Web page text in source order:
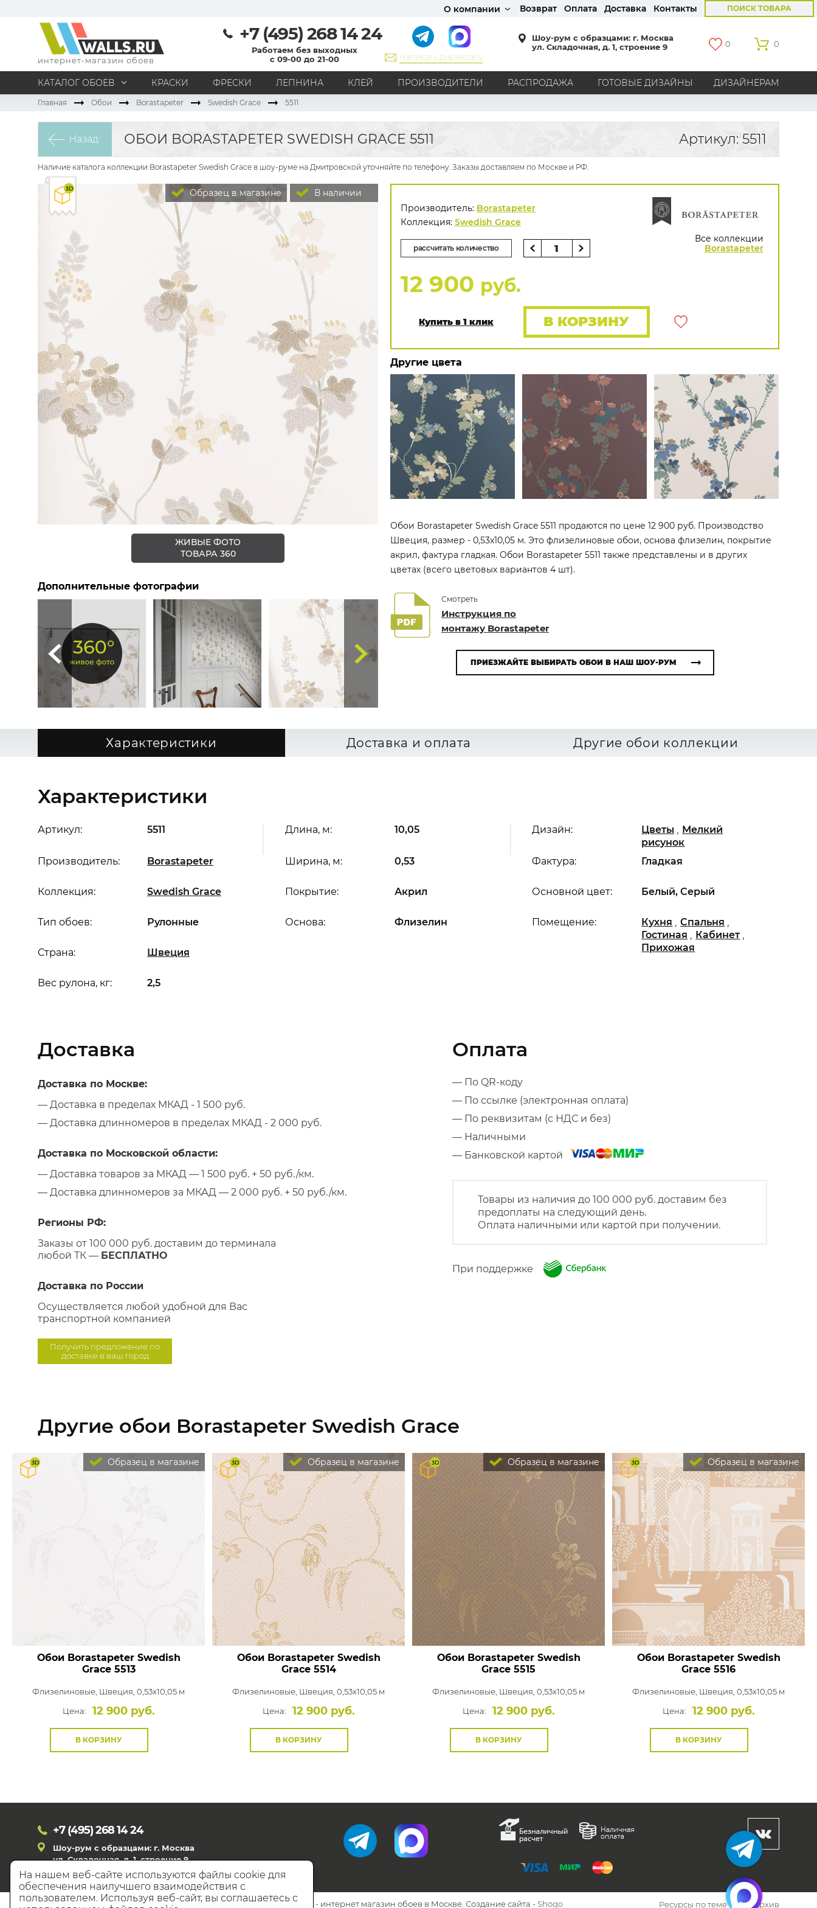
О компании Возврат Оплата Доставка Контакты ПОИСК ТОВАРА
интернет-магазин обоев
+7 (495) 268 14 24
Работаем без выходных
с 09-00 до 21-00
Написать директору
Шоу-рум с образцами: г. Москва
ул. Складочная, д. 1, строение 9
0 0
КАТАЛОГ ОБОЕВ КРАСКИ ФРЕСКИ ЛЕПНИНА КЛЕЙ ПРОИЗВОДИТЕЛИ РАСПРОДАЖА ГОТОВЫЕ ДИЗАЙНЫ ДИЗАЙНЕРАМ
МАТЕРИАЛ
Под покраску
Натуральные
Флизелиновые
Виниловые
Бумажные
Текстильные
СТИЛЬ
Кантри
Модерн Прованс Хай-тек
Лофт
Классика
Английский стиль
Америка
Англия Бельгия
Германия
Голландия
Все страны
ПОМЕЩЕНИЕ
Кабинет
Офис
Гостиная
Прихожая
Все типы помещений
РИСУНОК
Граффити
Карта мира
С вензелями
С надписями
Однотонные
Цветы
Дамаск
В клетку
Все рисунки
БРЕНДЫ
Milassa
Bernardo Bartalucci
Zambaiti
AS Creation
Hygge Roll
Grandeco
ЦВЕТА
ПОКАЗАТЬ ВСЕ ОБОИ
Главная Обои Borastapeter Swedish Grace 5511
Назад ОБОИ BORASTAPETER SWEDISH GRACE 5511 Артикул: 5511
Наличие каталога коллекции Borastapeter Swedish Grace в шоу-руме на Дмитровской уточняйте по телефону. Заказы доставляем по Москве и РФ.
В наличии
Образец в магазине
ЖИВЫЕ ФОТО
ТОВАРА 360
Дополнительные фотографии
Все коллекции
Borastapeter
Производитель: Borastapeter
Коллекция: Swedish Grace
рассчитать количество
12 900 руб.
Купить в 1 клик В КОРЗИНУ
Другие цвета
Обои Borastapeter Swedish Grace 5511 продаются по цене 12 900 руб. Производство
Швеция, размер - 0,53x10,05 м. Это флизелиновые обои, основа флизелин, покрытие
акрил, фактура гладкая. Обои Borastapeter 5511 также представлены и в других
цветах (всего цветовых вариантов 4 шт).
Смотреть
Инструкция по
монтажу Borastapeter
ПРИЕЗЖАЙТЕ ВЫБИРАТЬ ОБОИ В НАШ ШОУ-РУМ
Характеристики Доставка и оплата Другие обои коллекции
Характеристики
Артикул: 5511
Производитель: Borastapeter
Коллекция: Swedish Grace
Длина, м: 10,05
Ширина, м: 0,53
Вес рулона, кг: 2,5
Основной цвет: Белый, Серый
Дизайн: Цветы , Мелкий
рисунок
Основа: Флизелин
Покрытие: Акрил
Помещение: Кухня ,Спальня ,
Гостиная , Кабинет ,
Прихожая
Страна: Швеция
Тип обоев: Рулонные
Фактура: Гладкая
Доставка
Доставка по Москве:
— Доставка в пределах МКАД - 1 500 руб.
— Доставка длинномеров в пределах МКАД - 2 000 руб.
Доставка по Московской области:
— Доставка товаров за МКАД — 1 500 руб. + 50 руб./км.
— Доставка длинномеров за МКАД — 2 000 руб. + 50 руб./км.
Регионы РФ:
Заказы от 100 000 руб. доставим до терминала
любой ТК — БЕСПЛАТНО
Доставка по России
Осуществляется любой удобной для Вас
транспортной компанией
Получить предложение по
доставке в ваш город
Оплата
— По QR-коду
— По ссылке (электронная оплата)
— По реквизитам (с НДС и без)
— Наличными
— Банковской картой
Товары из наличия до 100 000 руб. доставим без
предоплаты на следующий день.
Оплата наличными или картой при получении.
При поддержке
Другие обои Borastapeter Swedish Grace
Образец в магазине
Обои Borastapeter Swedish
Grace5513
Флизелиновые, Швеция, 0,53x10,05 м
Цена:
12 900 руб.
В КОРЗИНУ
Образец в магазине
Обои Borastapeter Swedish
Grace5514
Флизелиновые, Швеция, 0,53x10,05 м
Цена:
12 900 руб.
В КОРЗИНУ
Образец в магазине
Обои Borastapeter Swedish
Grace 5515
Флизелиновые, Швеция, 0,53x10,05 м
Цена:
12 900 руб.
В КОРЗИНУ
Образец в магазине
Обои Borastapeter Swedish
Grace 5516
Флизелиновые, Швеция, 0,53x10,05 м
Цена:
12 900 руб.
В КОРЗИНУ
+7 (495)268 14 24
Шоу-рум с образцами: г. Москва
ул. Складочная, д. 1, строение 9
© 2026 Walls.ru - интернет магазин обоев в Москве. Создание сайта - Shogo Ресурсы по теме Архив
На нашем веб-сайте используются файлы cookie для
обеспечения наилучшего взаимодействия с
пользователем. Используя веб-сайт, вы соглашаетесь с